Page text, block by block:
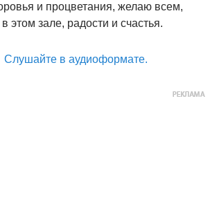
и процветания, желаю всем,
в этом зале, радости и счастья.
Слушайте в аудиоформате.